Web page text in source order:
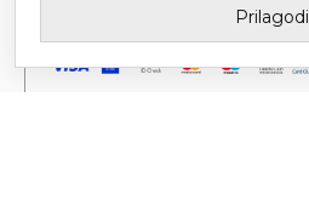
Prilagodi